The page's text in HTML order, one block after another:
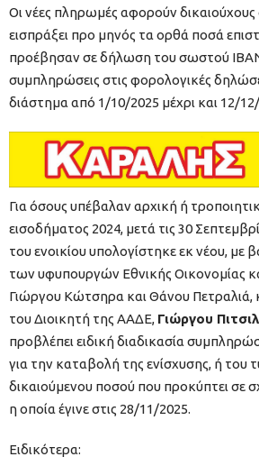
Οι νέες πληρωμές αφορούν δικαιούχους
εισπράξει προ μηνός τα ορθά ποσά
προέβησαν σε δήλωση του σωστού ΙΒΑΝ
συμπληρώσεις στις φορολογικές
διάστημα από 1/10/2025 μέχρι και 12/
Για όσους υπέβαλαν αρχική ή
εισοδήματος 2024, μετά τις 30
του ενοικίου υπολογίστηκε εκ νέου,
των υφυπουργών Εθνικής Οικονομίας
Γιώργου Κώτσηρα και Θάνου Πετραλιά,
του Διοικητή της ΑΑΔΕ, Γιώργου
προβλέπει ειδική διαδικασία
για την καταβολή της ενίσχυσης, ή του
δικαιούμενου ποσού που προκύπτει σε
η οποία έγινε στις 28/11/2025.
Ειδικότερα: